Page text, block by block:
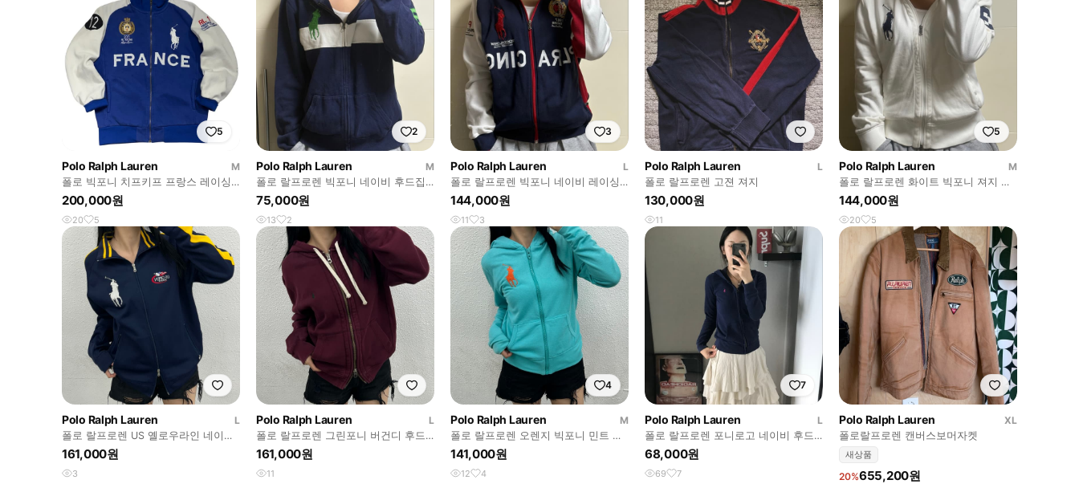
5
Polo Ralph Lauren
M
폴로 빅포니 치프키프 프랑스 레이싱
집업 자켓
200,000원
20 5
2
Polo Ralph Lauren
M
폴로 랄프로렌 빅포니 네이비 후드집
업
75,000원
13 2
3
Polo Ralph Lauren
L
폴로 랄프로렌 빅포니 네이비 레이싱
져지 집업
144,000원
11 3
Polo Ralph Lauren
L
폴로 랄프로렌 고젼 져지
130,000원
11
5
Polo Ralph Lauren
M
폴로 랄프로렌 화이트 빅포니 져지 집
업
144,000원
20 5
Polo Ralph Lauren
L
폴로 랄프로렌 US 옐로우라인 네이비
투웨이 집업 L
161,000원
3
Polo Ralph Lauren
L
폴로 랄프로렌 그린포니 버건디 후드
집업 L
161,000원
11
4
Polo Ralph Lauren
M
폴로 랄프로렌 오렌지 빅포니 민트 후
드집업 M
141,000원
12 4
7
Polo Ralph Lauren
L
폴로 랄프로렌 포니로고 네이비 후드
집업
68,000원
69 7
Polo Ralph Lauren
XL
폴로랄프로렌 캔버스보머자켓
새상품
20%655,200원